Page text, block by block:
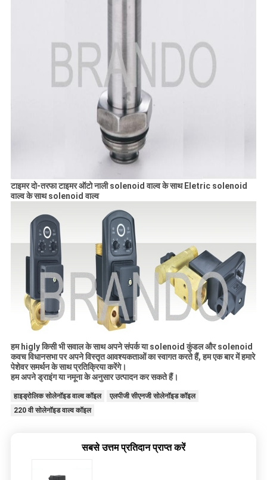
टाइमर दो-तरफा टाइमर ऑटो नाली solenoid वाल्व के साथ Eletric solenoid
वाल्व के साथ solenoid वाल्व
हम higly किसी भी सवाल के साथ अपने संपर्क या solenoid कुंडल और solenoid
कवच विधानसभा पर अपने विस्तृत आवश्यकताओं का स्वागत करते हैं, हम एक बार में हमारे
पेशेवर समर्थन के साथ प्रतिक्रिया करेंगे।
हम अपने ड्राइंग या नमूना के अनुसार उत्पादन कर सकते हैं।
हाइड्रोलिक सोलेनॉइड वाल्व कॉइल
एलपीजी सीएनजी सोलेनॉइड कॉइल
220 वी सोलेनॉइड वाल्व कॉइल
सबसे उत्तम प्रतिदान प्राप्त करें